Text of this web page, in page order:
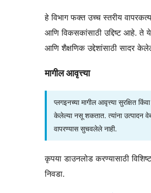
हे विभाग फक्त उच्च स्तरीय
आणि विकसकांसाठी उद्दिष्ट आहे. ते
आणि शैक्षणिक उद्देशांसाठी सादर
मागील आवृत्त्या
प्लगइनच्या मागील आवृत्त्या सुरक्षित
केलेल्या नसू शकतात. त्यांना उत्पादन
वापरण्यास सुचवलेले नाही.
कृपया डाउनलोड करण्यासाठी
निवडा.